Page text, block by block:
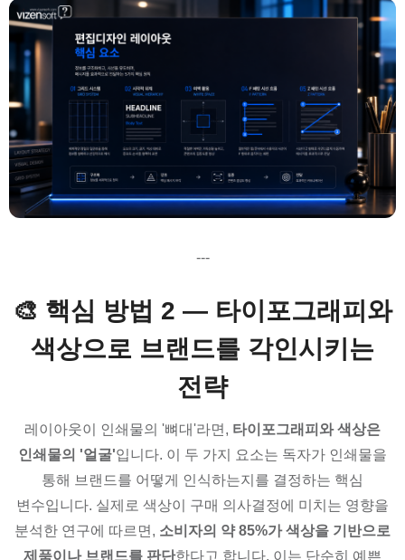
---
🎨 핵심 방법 2 — 타이포그래피와
색상으로 브랜드를 각인시키는
전략
레이아웃이 인쇄물의 '뼈대'라면, 타이포그래피와 색상은
인쇄물의 '얼굴'입니다. 이 두 가지 요소는 독자가 인쇄물을
통해 브랜드를 어떻게 인식하는지를 결정하는 핵심
변수입니다. 실제로 색상이 구매 의사결정에 미치는 영향을
분석한 연구에 따르면, 소비자의 약 85%가 색상을 기반으로
제품이나 브랜드를 판단한다고 합니다. 이는 단순히 예쁜